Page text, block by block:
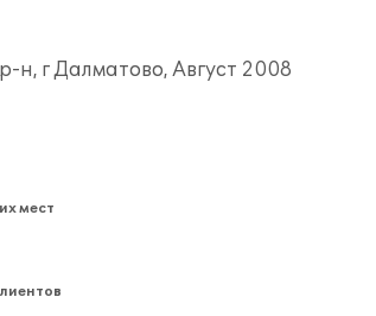
н, г Далматово, Август 2008
мест